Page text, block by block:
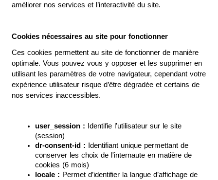
améliorer nos services et l’interactivité du site.
Cookies nécessaires au site pour fonctionner
Ces cookies permettent au site de fonctionner de manière
optimale. Vous pouvez vous y opposer et les supprimer en
utilisant les paramètres de votre navigateur, cependant votre
expérience utilisateur risque d’être dégradée et certains de
nos services inaccessibles.
user_session :
Identifie l’utilisateur sur le site
(session)
dr-consent-id : Identifiant unique permettant de
conserver les choix de l'internaute en matière de
cookies (6 mois)
locale : Permet d’identifier la langue d’affichage de